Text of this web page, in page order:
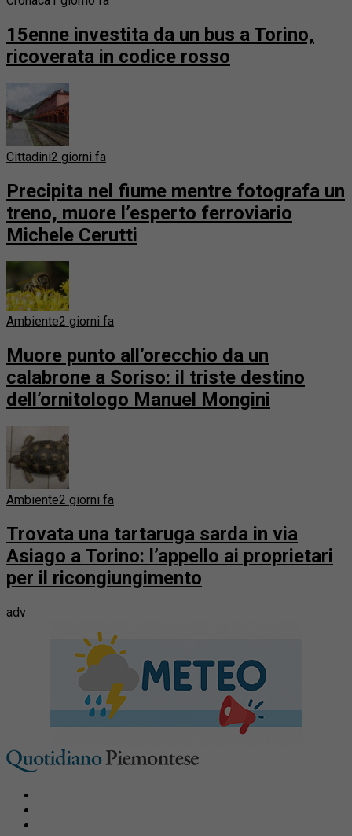
15enne investita da un bus a Torino,
ricoverata in codice rosso
Cittadini2 giorni fa
Precipita nel fiume mentre fotografa un
treno, muore l’esperto ferroviario
Michele Cerutti
Ambiente2 giorni fa
Muore punto all’orecchio da un
calabrone a Soriso: il triste destino
dell’ornitologo Manuel Mongini
Ambiente2 giorni fa
Trovata una tartaruga sarda in via
Asiago a Torino: l’appello ai proprietari
per il ricongiungimento
adv